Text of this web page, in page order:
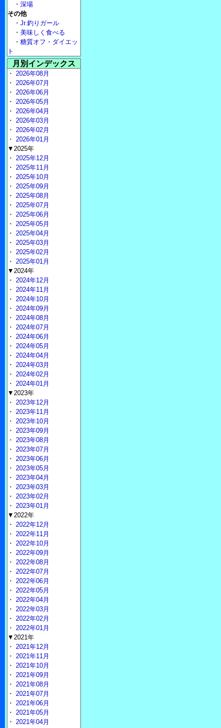
・ 深場
その他
・ Jr.釣りガール
・ 美味しく食べる
・ 糖質オフ・ダイエッ
ト
月別インデックス
・ 2026年08月
・ 2026年07月
・ 2026年06月
・ 2026年05月
・ 2026年04月
・ 2026年03月
・ 2026年02月
・ 2026年01月
▼2025年
・ 2025年12月
・ 2025年11月
・ 2025年10月
・ 2025年09月
・ 2025年08月
・ 2025年07月
・ 2025年06月
・ 2025年05月
・ 2025年04月
・ 2025年03月
・ 2025年02月
・ 2025年01月
▼2024年
・ 2024年12月
・ 2024年11月
・ 2024年10月
・ 2024年09月
・ 2024年08月
・ 2024年07月
・ 2024年06月
・ 2024年05月
・ 2024年04月
・ 2024年03月
・ 2024年02月
・ 2024年01月
▼2023年
・ 2023年12月
・ 2023年11月
・ 2023年10月
・ 2023年09月
・ 2023年08月
・ 2023年07月
・ 2023年06月
・ 2023年05月
・ 2023年04月
・ 2023年03月
・ 2023年02月
・ 2023年01月
▼2022年
・ 2022年12月
・ 2022年11月
・ 2022年10月
・ 2022年09月
・ 2022年08月
・ 2022年07月
・ 2022年06月
・ 2022年05月
・ 2022年04月
・ 2022年03月
・ 2022年02月
・ 2022年01月
▼2021年
・ 2021年12月
・ 2021年11月
・ 2021年10月
・ 2021年09月
・ 2021年08月
・ 2021年07月
・ 2021年06月
・ 2021年05月
・ 2021年04月